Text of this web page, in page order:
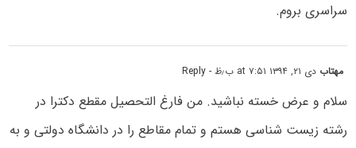
سراسری بروم.
مهتاب دی ۲۱, ۱۳۹۴ at ۷:۵۱ ب٫ظ - Reply
سلام و عرض خسته نباشید. من فارغ التحصیل مقطع دکترا در
رشته زیست شناسی هستم و تمام مقاطع را در دانشگاه دولتی و به